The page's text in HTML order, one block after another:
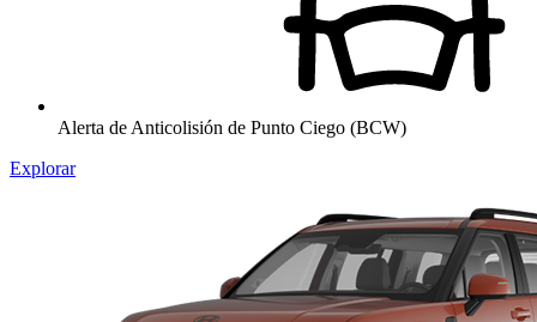
Alerta de Anticolisión de Punto Ciego (BCW)
Explorar